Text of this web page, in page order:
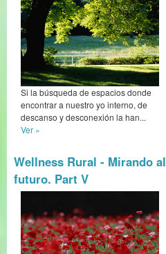
Si la búsqueda de espacios donde
encontrar a nuestro yo interno, de
descanso y desconexión la han...
Ver »
Wellness Rural - Mirando al
futuro. Part V